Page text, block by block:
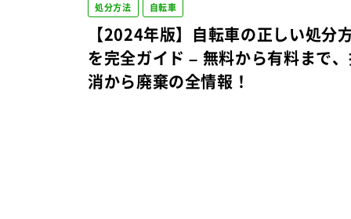
処分方法 自転車
【2024年版】自転車の正しい処分
を完全ガイド – 無料から有料まで
消から廃棄の全情報！